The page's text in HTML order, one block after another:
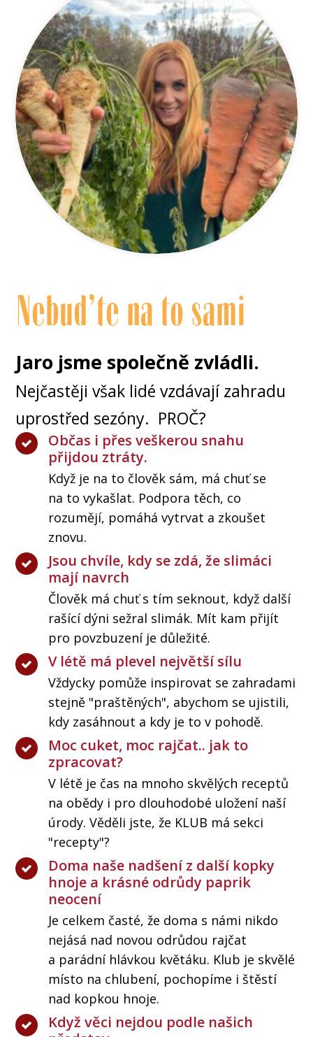
Nebuďte na to sami
Jaro jsme společně zvládli.
Nejčastěji však lidé vzdávají zahradu
uprostřed sezóny. PROČ?
Občas i přes veškerou snahu
přijdou ztráty.
Když je na to člověk sám, má chuť se
na to vykašlat. Podpora těch, co
rozumějí, pomáhá vytrvat a zkoušet
znovu.
Jsou chvíle, kdy se zdá, že slimáci
mají navrch
Člověk má chuť s tím seknout, když další
rašící dýni sežral slimák. Mít kam přijít
pro povzbuzení je důležité.
V létě má plevel největší sílu
Vždycky pomůže inspirovat se zahradami
stejně "praštěných", abychom se ujistili,
kdy zasáhnout a kdy je to v pohodě.
Moc cuket, moc rajčat.. jak to
zpracovat?
V létě je čas na mnoho skvělých receptů
na obědy i pro dlouhodobé uložení naší
úrody. Věděli jste, že KLUB má sekci
"recepty"?
Doma naše nadšení z další kopky
hnoje a krásné odrůdy paprik
neocení
Je celkem časté, že doma s námi nikdo
nejásá nad novou odrůdou rajčat
a parádní hlávkou květáku. Klub je skvělé
místo na chlubení, pochopíme i štěstí
nad kopkou hnoje.
Když věci nejdou podle našich